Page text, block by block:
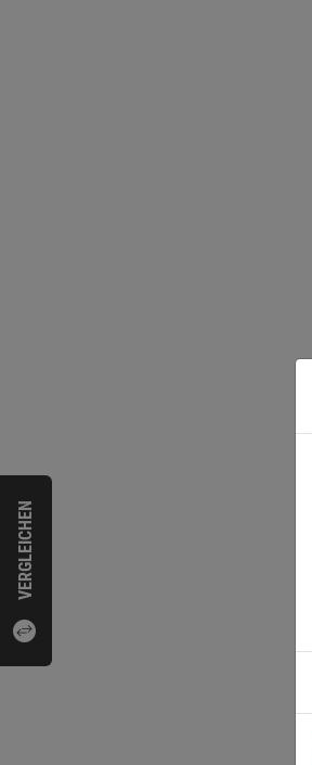
VERGLEICHEN